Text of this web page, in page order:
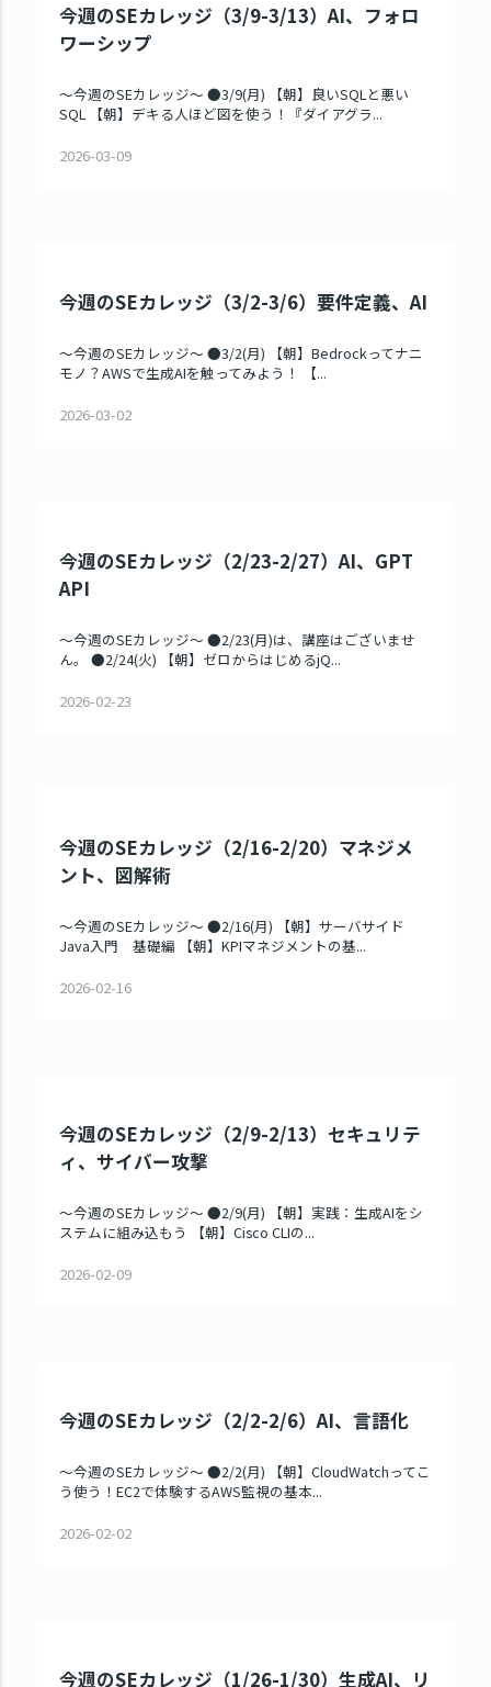
今週のSEカレッジ（3/9-3/13）AI、フォロ
ワーシップ
～今週のSEカレッジ～ ●3/9(月) 【朝】良いSQLと悪い
SQL 【朝】デキる人ほど図を使う！『ダイアグラ...
2026-03-09
今週のSEカレッジ（3/2-3/6）要件定義、AI
～今週のSEカレッジ～ ●3/2(月) 【朝】Bedrockってナニ
モノ？AWSで生成AIを触ってみよう！ 【...
2026-03-02
今週のSEカレッジ（2/23-2/27）AI、GPT
API
～今週のSEカレッジ～ ●2/23(月)は、講座はございませ
ん。 ●2/24(火) 【朝】ゼロからはじめるjQ...
2026-02-23
今週のSEカレッジ（2/16-2/20）マネジメ
ント、図解術
～今週のSEカレッジ～ ●2/16(月) 【朝】サーバサイド
Java入門 基礎編 【朝】KPIマネジメントの基...
2026-02-16
今週のSEカレッジ（2/9-2/13）セキュリテ
ィ、サイバー攻撃
～今週のSEカレッジ～ ●2/9(月) 【朝】実践：生成AIをシ
ステムに組み込もう 【朝】Cisco CLIの...
2026-02-09
今週のSEカレッジ（2/2-2/6）AI、言語化
～今週のSEカレッジ～ ●2/2(月) 【朝】CloudWatchってこ
う使う！EC2で体験するAWS監視の基本...
2026-02-02
今週のSEカレッジ（1/26-1/30）生成AI、リ